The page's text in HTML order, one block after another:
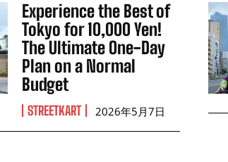
Experience the Best of
Tokyo for 10,000 Yen!
The Ultimate One-Day
Plan on a Normal
Budget
STREETKART 2026年5月7日